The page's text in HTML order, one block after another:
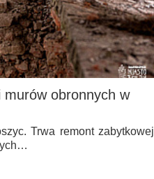
obronnych w
Trwa remont zabytkowej